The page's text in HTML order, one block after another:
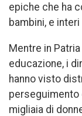
epiche che ha
bambini, e
Mentre in
educazione, i
hanno visto
perseguimento
migliaia di